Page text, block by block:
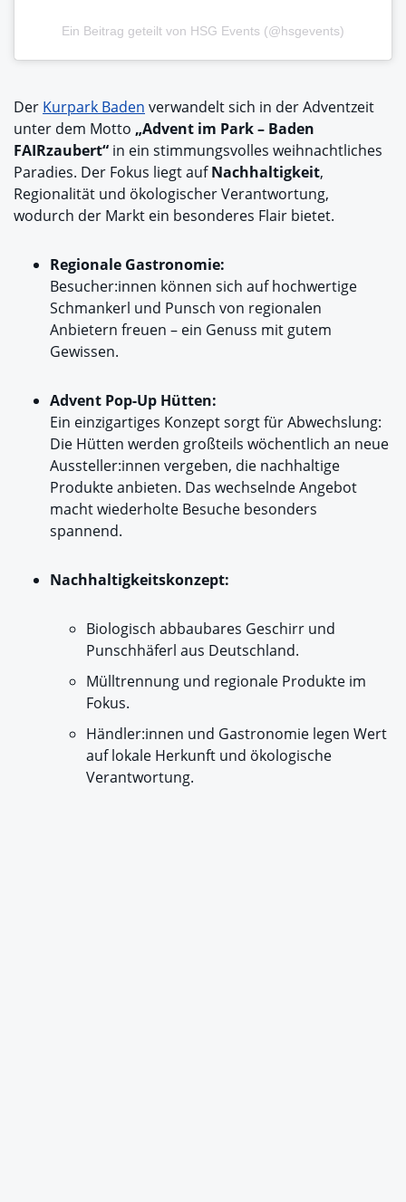
Ein Beitrag geteilt von HSG Events (@hsgevents)
Der Kurpark Baden verwandelt sich in der Adventzeit
unter dem Motto „Advent im Park – Baden
FAIRzaubert“ in ein stimmungsvolles weihnachtliches
Paradies. Der Fokus liegt aufNachhaltigkeit,
Regionalität und ökologischer Verantwortung,
wodurch der Markt ein besonderes Flair bietet.
Regionale Gastronomie:
Besucher:innen können sich auf hochwertige
Schmankerl und Punsch von regionalen
Anbietern freuen – ein Genuss mit gutem
Gewissen.
Advent Pop-Up Hütten:
Ein einzigartiges Konzept sorgt für Abwechslung:
Die Hütten werden großteils wöchentlich an neue
Aussteller:innen vergeben, die nachhaltige
Produkte anbieten. Das wechselnde Angebot
macht wiederholte Besuche besonders
spannend.
Nachhaltigkeitskonzept:
Biologisch abbaubares Geschirr und
Punschhäferl aus Deutschland.
Mülltrennung und regionale Produkte im
Fokus.
Händler:innen und Gastronomie legen Wert
auf lokale Herkunft und ökologische
Verantwortung.